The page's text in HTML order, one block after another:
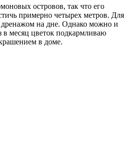
островов, так что его
примерно четырех метров. Для
дренажом на дне. Однако можно и
в месяц цветок подкармливаю
в доме.